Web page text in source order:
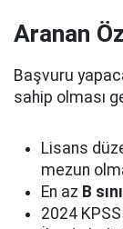
Aranan
Başvuru
sahip olması
Lisans
mezun
En az B
2024